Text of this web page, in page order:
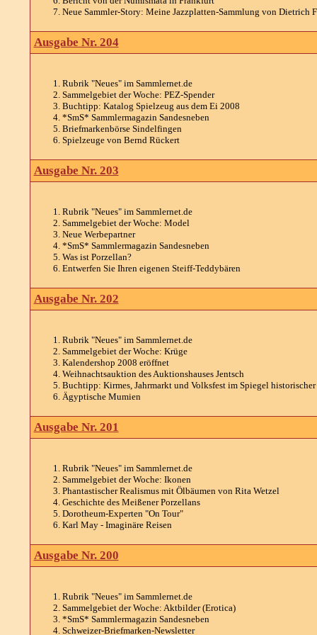
Neue Sammler-Story: Meine Jazzplatten-Sammlung von Dietrich
Ausgabe Nr. 204
Rubrik "Neues" im Sammlernet.de
Sammelgebiet der Woche: PEZ-Spender
Buchtipp: Katalog Spielzeug aus dem Ei 2008
*SmS* Sammlermagazin Sandesneben
Briefmarkenbörse Sindelfingen
Spielzeuge von Bernd Rückert
Ausgabe Nr. 203
Rubrik "Neues" im Sammlernet.de
Sammelgebiet der Woche: Model
Neue Werbepartner
*SmS* Sammlermagazin Sandesneben
Was ist Porzellan?
Entwerfen Sie Ihren eigenen Steiff-Teddybären
Ausgabe Nr. 202
Rubrik "Neues" im Sammlernet.de
Sammelgebiet der Woche: Krüge
Kalendershop 2008 eröffnet
Weihnachtsauktion des Auktionshauses Jentsch
Buchtipp: Kirmes, Jahrmarkt und Volksfest im Spiegel historischer
Ägyptische Mumien
Ausgabe Nr. 201
Rubrik "Neues" im Sammlernet.de
Sammelgebiet der Woche: Ikonen
Phantastischer Realismus mit Ölbäumen von Rita Wetzel
Geschichte des Meißener Porzellans
Dorotheum-Experten "On Tour"
Karl May - Imaginäre Reisen
Ausgabe Nr. 200
Rubrik "Neues" im Sammlernet.de
Sammelgebiet der Woche: Aktbilder (Erotica)
*SmS* Sammlermagazin Sandesneben
Schweizer-Briefmarken-Newsletter